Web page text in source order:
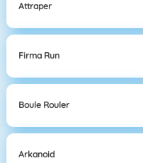
Attraper
Firma Run
Boule Rouler
Arkanoid